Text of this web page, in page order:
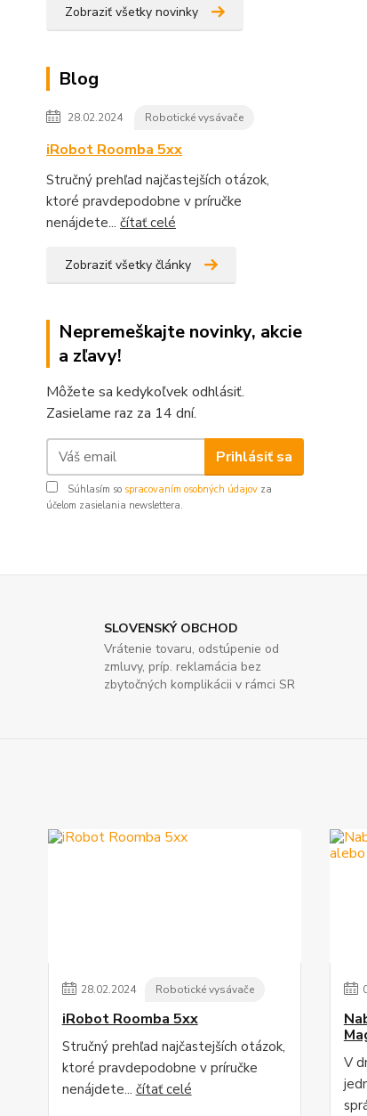
Zobraziť všetky novinky
Blog
28.02.2024 Robotické vysávače
iRobot Roomba 5xx
Stručný prehľad najčastejších otázok,
ktoré pravdepodobne v príručke
nenájdete... čítať celé
Zobraziť všetky články
Nepremeškajte novinky, akcie
a zľavy!
Môžete sa kedykoľvek odhlásiť.
Zasielame raz za 14 dní.
Prihlásiť sa
Súhlasím so spracovaním osobných údajov za
účelom zasielania newslettera.
SLOVENSKÝ OBCHOD
Vrátenie tovaru, odstúpenie od
zmluvy, príp. reklamácia bez
zbytočných komplikácii v rámci SR
28.02.2024 Robotické vysávače
iRobot Roomba 5xx
Stručný prehľad najčastejších otázok,
ktoré pravdepodobne v príručke
nenájdete... čítať celé
V